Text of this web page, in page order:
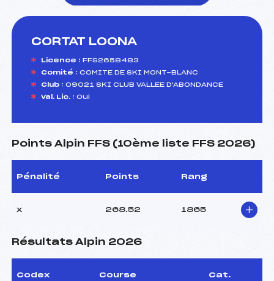
CORTAT LOONA
Licence : FFS2658483
Comité : COMITE DE SKI MONT-BLANC
Club : 09021 SKI CLUB VALLEE D'ABONDANCE
Val. Lic. : Oui
Points Alpin FFS (10ème liste FFS 2026)
Pénalité Points Rang
x 268.52 1865
Résultats Alpin 2026
Codex Course Cat.